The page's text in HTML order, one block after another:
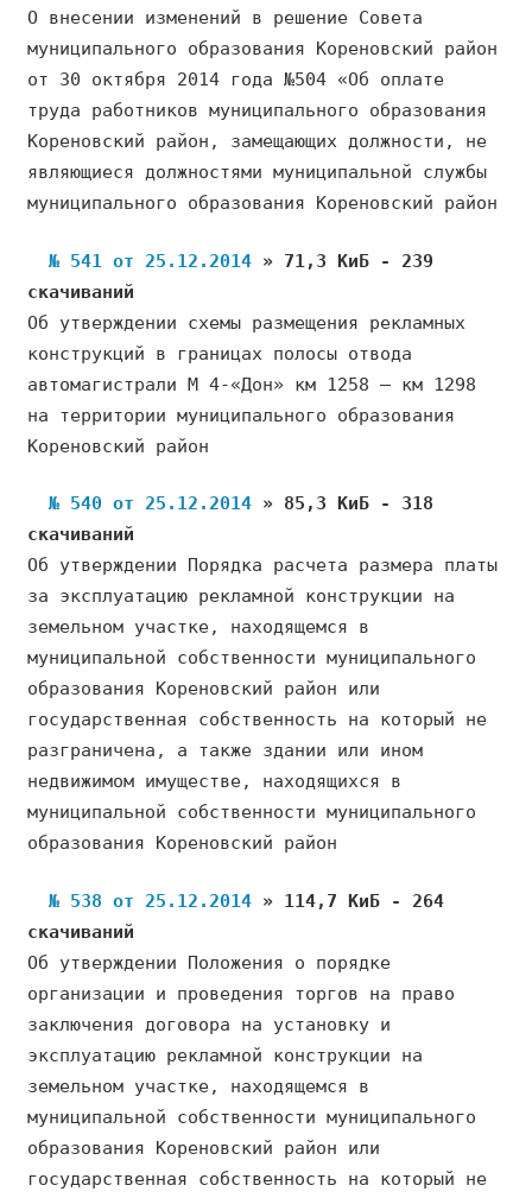
О внесении изменений в решение Совета
муниципального образования Кореновский район
от 30 октября 2014 года №504 «Об оплате
труда работников муниципального образования
Кореновский район, замещающих должности, не
являющиеся должностями муниципальной службы
муниципального образования Кореновский район
№ 541 от 25.12.2014 » 71,3 КиБ - 239
скачиваний
Об утверждении схемы размещения рекламных
конструкций в границах полосы отвода
автомагистрали М 4-«Дон» км 1258 — км 1298
на территории муниципального образования
Кореновский район
№ 540 от 25.12.2014 » 85,3 КиБ - 318
скачиваний
Об утверждении Порядка расчета размера платы
за эксплуатацию рекламной конструкции на
земельном участке, находящемся в
муниципальной собственности муниципального
образования Кореновский район или
государственная собственность на который не
разграничена, а также здании или ином
недвижимом имуществе, находящихся в
муниципальной собственности муниципального
образования Кореновский район
№ 538 от 25.12.2014 » 114,7 КиБ - 264
скачиваний
Об утверждении Положения о порядке
организации и проведения торгов на право
заключения договора на установку и
эксплуатацию рекламной конструкции на
земельном участке, находящемся в
муниципальной собственности муниципального
образования Кореновский район или
государственная собственность на который не